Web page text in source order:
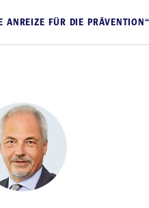
ANREIZE FÜR DIE PRÄVENTION“